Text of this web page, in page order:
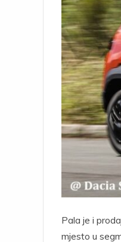
Pala je i
mjesto u